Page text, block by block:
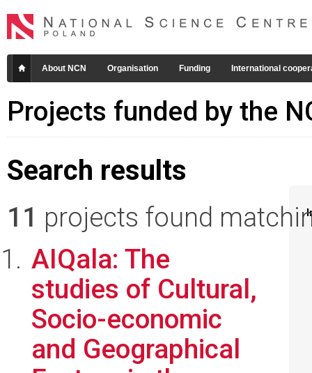
About NCN Organisation Funding International
Projects funded by the
Search results
11 projects found
AIQala: The
studies of Cultural,
Socio-economic
and Geographical